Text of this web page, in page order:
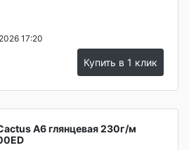
17:20
Купить в 1 клик
A6 глянцевая 230г/м